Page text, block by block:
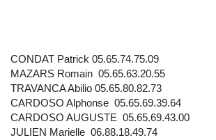
CONDAT Patrick 05.65.74.75.09
MAZARS Romain 05.65.63.20.55
TRAVANCA Abilio 05.65.80.82.73
CARDOSO Alphonse 05.65.69.39.64
CARDOSO AUGUSTE 05.65.69.43.00
JULIEN Marielle 06.88.18.49.74